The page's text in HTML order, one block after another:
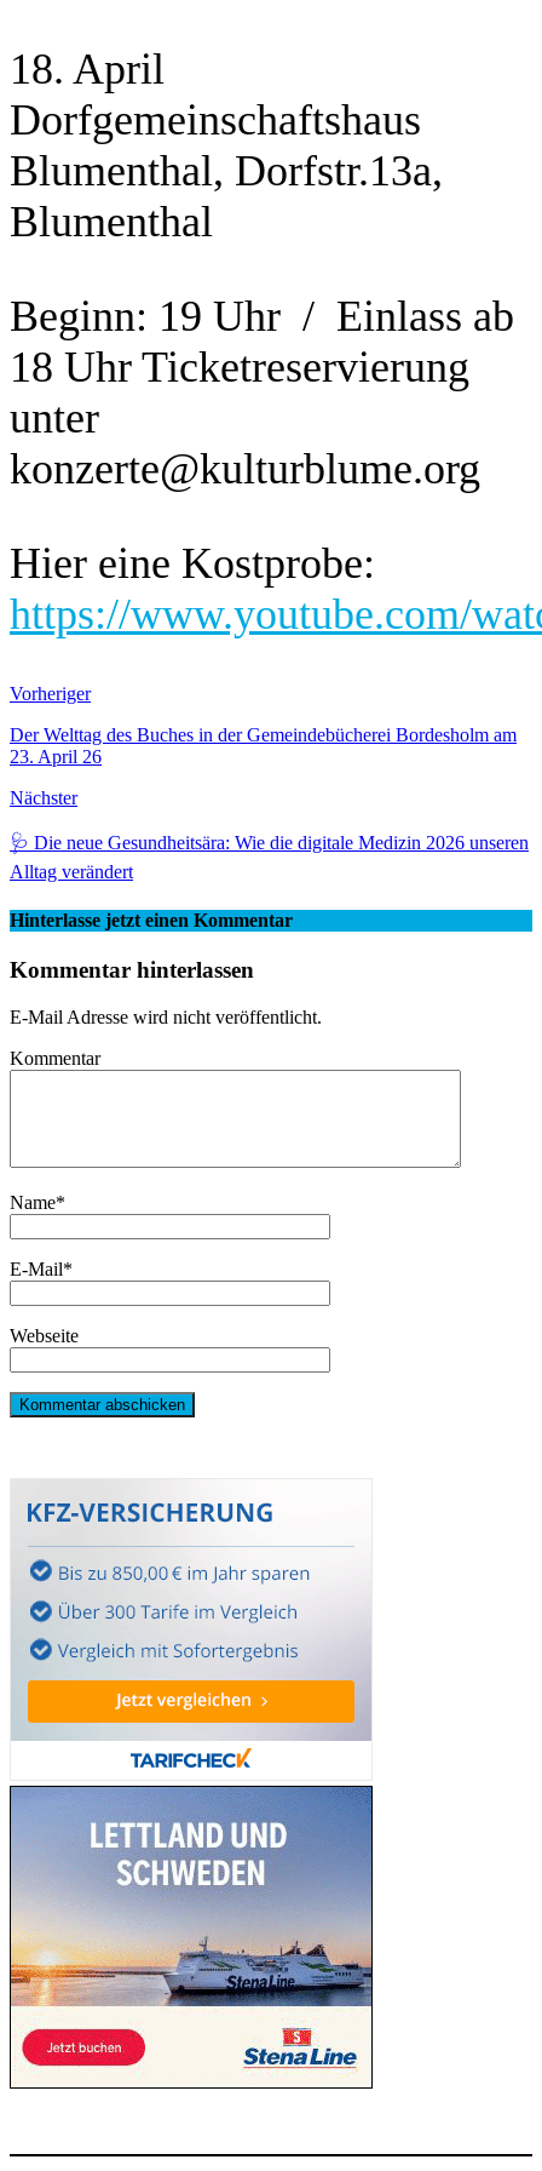
18. April
Dorfgemeinschaftshaus
Blumenthal, Dorfstr.13a,
Blumenthal
Beginn: 19 Uhr / Einlass ab
18 Uhr Ticketreservierung
unter
konzerte@kulturblume.org
Hier eine Kostprobe:
https://www.youtube.com/
Vorheriger
Der Welttag des Buches in der Gemeindebücherei Bordesholm am
23. April 26
Nächster
🩺 Die neue Gesundheitsära: Wie die digitale Medizin 2026 unseren
Alltag verändert
Hinterlasse jetzt einen Kommentar
Kommentar hinterlassen
E-Mail Adresse wird nicht veröffentlicht.
Kommentar
Name*
E-Mail*
Webseite